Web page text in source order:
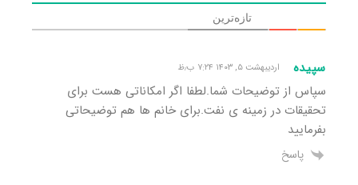
تازه‌ترین
سپیده اردیبهشت ۵, ۱۴۰۳ ۷:۲۴ ب٫ظ
سپاس از توضیحات شما.لطفا اگر امکاناتی هست برای
تحقیقات در زمینه ی نفت.برای خانم ها هم توضیحاتی
بفرمایید
پاسخ